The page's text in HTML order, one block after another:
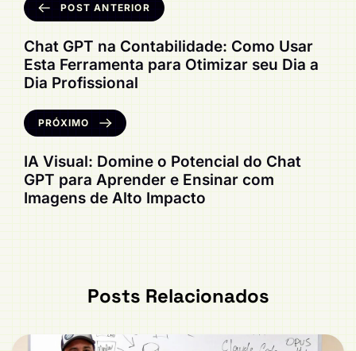
POST ANTERIOR
Chat GPT na Contabilidade: Como Usar
Esta Ferramenta para Otimizar seu Dia a
Dia Profissional
PRÓXIMO
IA Visual: Domine o Potencial do Chat
GPT para Aprender e Ensinar com
Imagens de Alto Impacto
Posts Relacionados